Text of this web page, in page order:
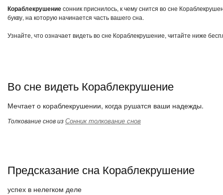
Кораблекрушениесонник приснилось, к чему снится во сне
букву, на которую начинается часть вашего сна.
Узнайте, что означает видеть во сне Кораблекрушение, читайте ниже
Во сне видеть Кораблекрушение
Мечтает о кораблекрушении, когда рушатся ваши надежды.
Толкование снов изСонник толкование снов
Предсказание сна Кораблекрушение
успех в нелегком деле